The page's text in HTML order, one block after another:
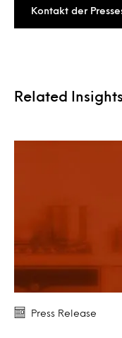
Kontakt der
Related Insights
Press Release